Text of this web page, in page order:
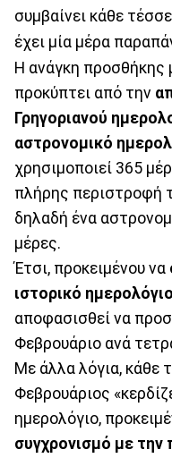
συμβαίνει κάθε
έχει μία μέρα
Η ανάγκη προσθήκης
προκύπτει από την
Γρηγοριανού
αστρονομικό
χρησιμοποιεί 365
πλήρης περιστροφή
δηλαδή ένα
μέρες.
Έτσι, προκειμένου να
ιστορικό
αποφασισθεί να
Φεβρουάριο ανά
Με άλλα λόγια, κάθε
Φεβρουάριος
ημερολόγιο,
συγχρονισμό με